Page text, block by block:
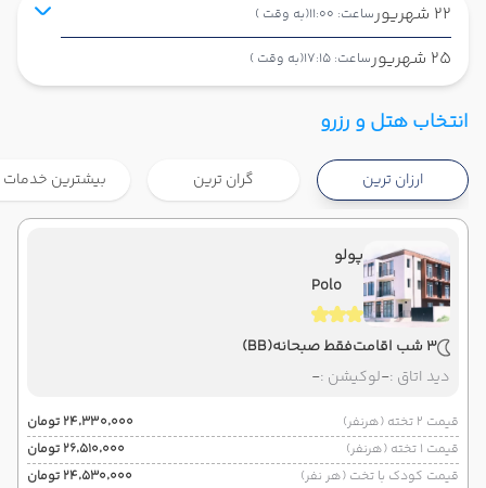
22 شهریور ساعت: 11:00 (به وقت )
25 شهریور ساعت: 17:15 (به وقت )
شروع سفر
فرودگاه بین المللی امام خمینی IKA
نوع سفر :هواییEconomy وارش
ساعت حرکت :11:00
02:30
پایان سفر , فرودگاه بین المللی تفلیس TBS
نوع سفر :هواییEconomy
انتخاب هتل و رزرو
ارزان ترین گران ترین بیشترین خدمات
پولو
Polo
3 شب اقامت فقط صبحانه(BB)
دید اتاق :-لوکیشن :-
قیمت 2 تخته (هرنفر)
۲۴٬۳۳۰٬۰۰۰ تومان
قیمت 1 تخته (هرنفر)
۲۶٬۵۱۰٬۰۰۰ تومان
قیمت کودک با تخت (هر نفر)
۲۴٬۵۳۰٬۰۰۰ تومان